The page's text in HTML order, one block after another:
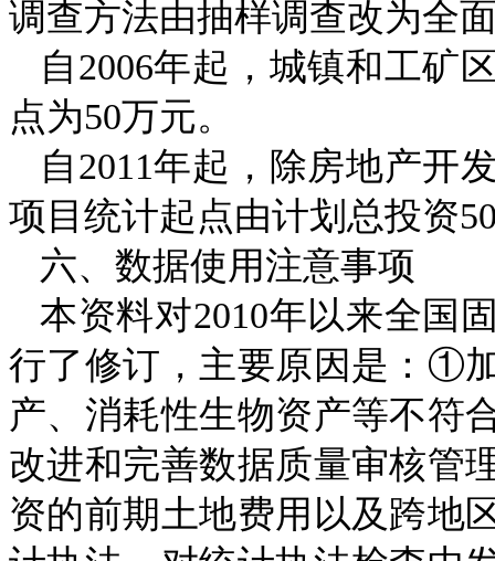
调查方法由抽样调查改为全
自2006年起，城镇和工矿
点为50万元。
自2011年起，除房地产开
项目统计起点由计划总投资
六、数据使用注意事项
本资料对2010年以来全国
行了修订，主要原因是：①
产、消耗性生物资产等不符
改进和完善数据质量审核管
资的前期土地费用以及跨地